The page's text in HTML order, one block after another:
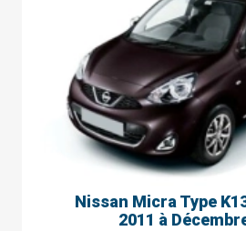
Nissan Micra Type
2011 à